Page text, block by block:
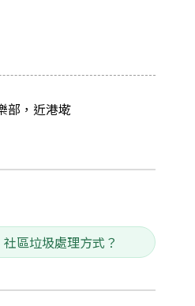
部，近港墘
社區垃圾處理方式？